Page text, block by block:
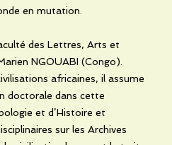
en mutation.
des Lettres, Arts et
NGOUABI (Congo).
africaines, il assume
doctorale dans cette
et d’Histoire et
sur les Archives